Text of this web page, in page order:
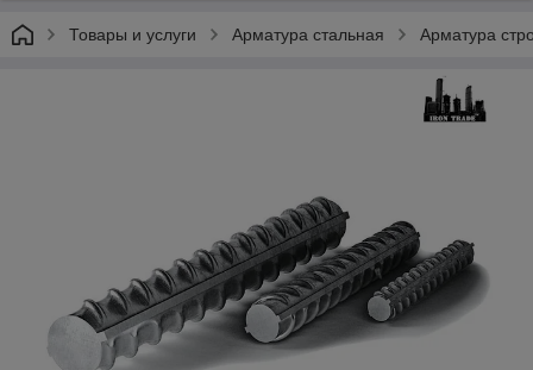
Товары и услуги Арматура стальная Арматура